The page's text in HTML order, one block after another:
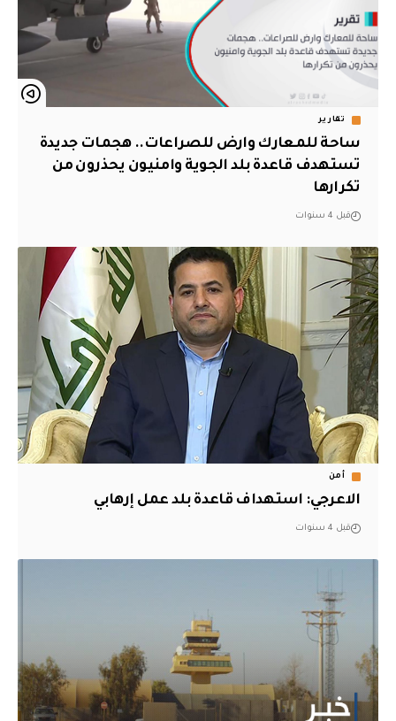
تقارير
ساحة للمعارك وارض للصراعات.. هجمات جديدة
تستهدف قاعدة بلد الجوية وامنيون يحذرون من
تكرارها
قبل 4 سنوات
أمن
الاعرجي: استهداف قاعدة بلد عمل إرهابي
قبل 4 سنوات